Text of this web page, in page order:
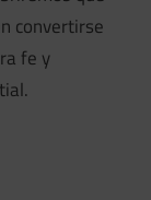
convertirse
fe y